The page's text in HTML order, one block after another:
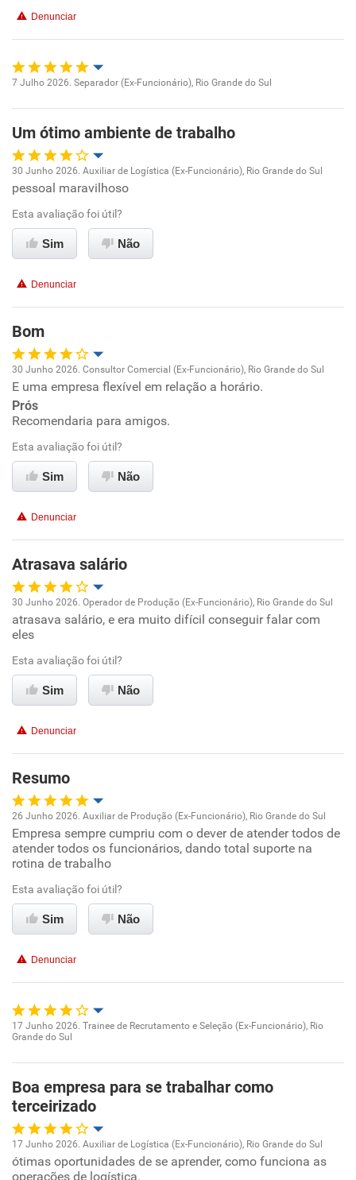
Benefícios
Recomenda esta empresa
Denunciar
Ambiente de trabalho
Conciliação com a vida familiar
Benefícios
Recomenda esta empresa
Recomenda a diretoria
7 Julho 2026. Separador (Ex-Funcionário), Rio Grande do Sul
Um ótimo ambiente de trabalho
Oportunidade de promoção
Ambiente de trabalho
Benefícios
Recomenda esta empresa
Recomenda a diretoria
30 Junho 2026. Auxiliar de Logística (Ex-Funcionário), Rio Grande do Sul
pessoal maravilhoso
Esta avaliação foi útil?
Sim Não
Denunciar
Bom
Oportunidade de promoção
Ambiente de trabalho
Conciliação com a vida familiar
Não recomenda a diretoria
30 Junho 2026. Consultor Comercial (Ex-Funcionário), Rio Grande do Sul
E uma empresa flexível em relação a horário.
Prós
Recomendaria para amigos.
Esta avaliação foi útil?
Sim Não
Denunciar
Atrasava salário
Oportunidade de promoção
Ambiente de trabalho
Conciliação com a vida familiar
Não recomenda esta empresa
Não recomenda a diretoria
30 Junho 2026. Operador de Produção (Ex-Funcionário), Rio Grande do Sul
atrasava salário, e era muito difícil conseguir falar com
eles
Esta avaliação foi útil?
Sim Não
Denunciar
Resumo
Oportunidade de promoção
Conciliação com a vida familiar
Recomenda a diretoria
26 Junho 2026. Auxiliar de Produção (Ex-Funcionário), Rio Grande do Sul
Empresa sempre cumpriu com o dever de atender todos de
atender todos os funcionários, dando total suporte na
rotina de trabalho
Esta avaliação foi útil?
Sim Não
Denunciar
Oportunidade de promoção
Ambiente de trabalho
Conciliação com a vida familiar
Benefícios
17 Junho 2026. Trainee de Recrutamento e Seleção (Ex-Funcionário), Rio
Grande do Sul
Boa empresa para se trabalhar como
terceirizado
Oportunidade de promoção
17 Junho 2026. Auxiliar de Logística (Ex-Funcionário), Rio Grande do Sul
ótimas oportunidades de se aprender, como funciona as
operações de logística.